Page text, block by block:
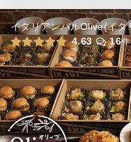
イタリアンバルOlive(イタ
4.63
16件